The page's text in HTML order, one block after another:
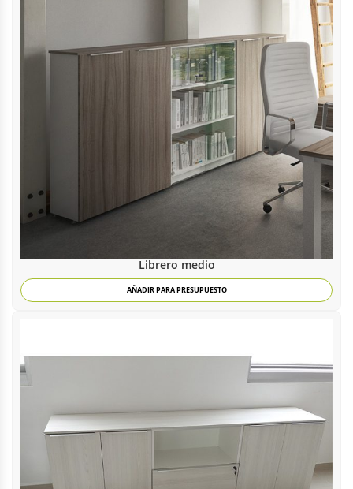
Librero medio
AÑADIR PARA PRESUPUESTO